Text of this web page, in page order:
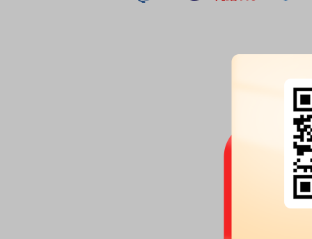
2026年04月11日发布《
2026年03月24日发布